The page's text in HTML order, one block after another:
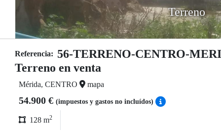
Terreno
Referencia: 56-TERRENO-CENTRO-
Terreno en venta
Mérida, CENTRO mapa
54.900 € (impuestos y gastos no incluídos)
128 m2